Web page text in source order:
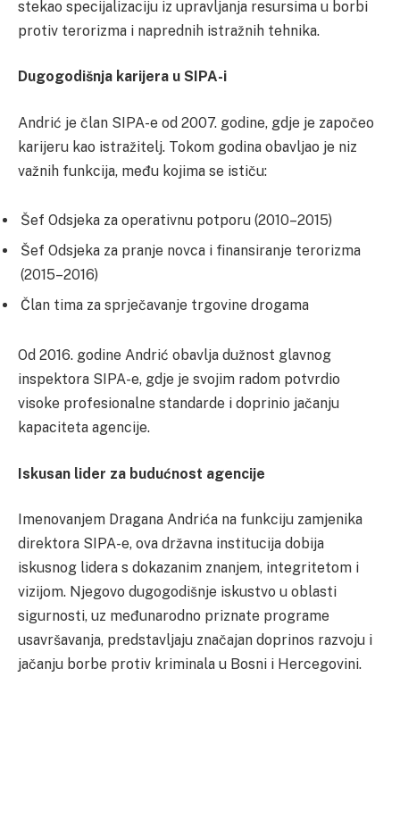
stekao specijalizaciju iz upravljanja resursima u borbi
protiv terorizma i naprednih istražnih tehnika.
Dugogodišnja karijera u SIPA-i
Andrić je član SIPA-e od 2007. godine, gdje je započeo
karijeru kao istražitelj. Tokom godina obavljao je niz
važnih funkcija, među kojima se ističu:
Šef Odsjeka za operativnu potporu (2010–2015)
Šef Odsjeka za pranje novca i finansiranje terorizma
(2015–2016)
Član tima za sprječavanje trgovine drogama
Od 2016. godine Andrić obavlja dužnost glavnog
inspektora SIPA-e, gdje je svojim radom potvrdio
visoke profesionalne standarde i doprinio jačanju
kapaciteta agencije.
Iskusan lider za budućnost agencije
Imenovanjem Dragana Andrića na funkciju zamjenika
direktora SIPA-e, ova državna institucija dobija
iskusnog lidera s dokazanim znanjem, integritetom i
vizijom. Njegovo dugogodišnje iskustvo u oblasti
sigurnosti, uz međunarodno priznate programe
usavršavanja, predstavljaju značajan doprinos razvoju i
jačanju borbe protiv kriminala u Bosni i Hercegovini.